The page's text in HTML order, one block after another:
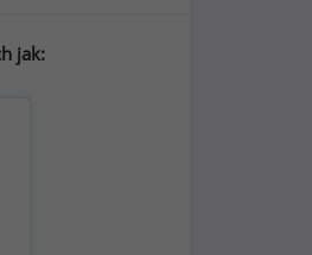
jak: